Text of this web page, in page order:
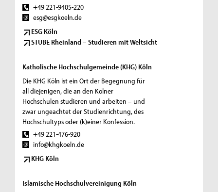
+49 221-9405-220
esg@esgkoeln.de
ESG Köln
STUBE Rheinland – Studieren mit Weltsicht
Katholische Hochschulgemeinde (KHG) Köln
Die KHG Köln ist ein Ort der Begegnung für
all diejenigen, die an den Kölner
Hochschulen studieren und arbeiten – und
zwar ungeachtet der Studienrichtung, des
Hochschultyps oder (k)einer Konfession.
+49 221-476-920
info@khgkoeln.de
KHG Köln
Islamische Hochschulvereinigung Köln